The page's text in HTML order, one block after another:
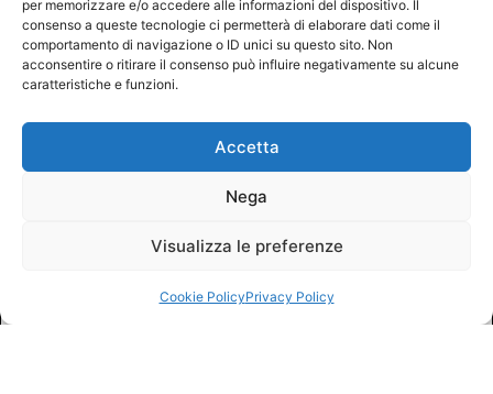
per memorizzare e/o accedere alle informazioni del dispositivo. Il
consenso a queste tecnologie ci permetterà di elaborare dati come il
comportamento di navigazione o ID unici su questo sito. Non
acconsentire o ritirare il consenso può influire negativamente su alcune
caratteristiche e funzioni.
Accetta
Nega
Visualizza le preferenze
Cookie PolicyPrivacy Policy